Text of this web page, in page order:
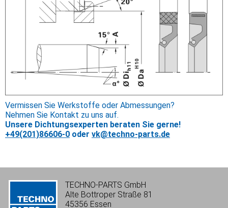
Vermissen Sie Werkstoffe oder Abmessungen?
Nehmen Sie Kontakt zu uns auf.
Unsere Dichtungsexperten beraten Sie gerne!
+49(201)86606-0 oder vk@techno-parts.de
TECHNO-PARTS GmbH
Alte Bottroper Straße 81
45356 Essen